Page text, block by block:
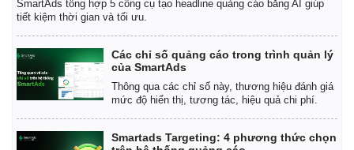
SmartAds tổng hợp 5 công cụ tạo headline quảng cáo bằng AI giúp
tiết kiệm thời gian và tối ưu.
Các chỉ số quảng cáo trong trình quản lý
của SmartAds
Thông qua các chỉ số này, thương hiệu đánh giá
mức độ hiển thị, tương tác, hiệu quả chi phí.
Smartads Targeting: 4 phương thức chọn